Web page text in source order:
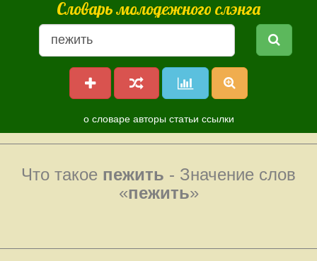
Словарь молодежного слэнга
о словаре авторы статьи ссылки
Что такое пежить - Значение слов
«пежить»